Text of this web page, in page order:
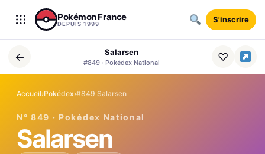
Aller au contenu
Pokémon France
DEPUIS 1999 S'inscrire
← Salarsen
#849 · Pokédex National ♡
Accueil›Pokédex›#849 Salarsen
N° 849 · Pokédex National
Salarsen